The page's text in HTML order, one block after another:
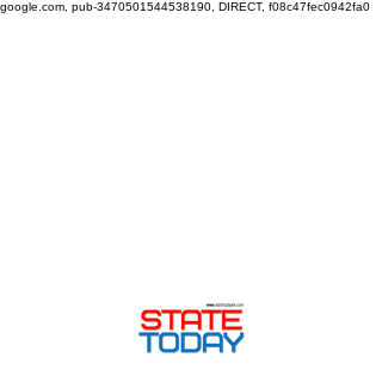
google.com, pub-3470501544538190, DIRECT, f08c47fec0942fa0